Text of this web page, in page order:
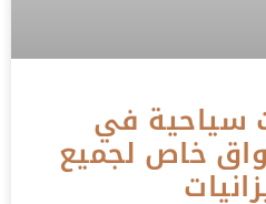
سياحية في
خاص لجميع